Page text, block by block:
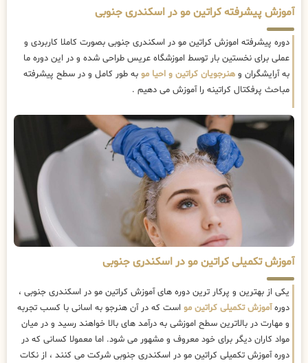
آموزش پیشرفته کراتین مو در اسکندری جنوبی
دوره پیشرفته اموزش کراتین مو در اسکندری جنوبی بصورت کاملا کاربردی و
عملی برای نخستین بار توسط اموزشگاه عریس طراحی شده و در این دوره ما
به آرایشگران و هنرجویان کراتین و احیا مو به طور کامل و در سطح پیشرفته
مباحث پرفکتال کراتینه را آموزش می دهیم .
آموزش تکمیلی کراتین مو در اسکندری جنوبی
یکی از بهترین و پرکار ترین دوره های آموزش کراتین مو در اسکندری جنوبی ،
دورهآموزش تکمیلی کراتین مو است که در آن هنرجو به اسانی با کسب تجربه
و مهارت در بالاترین سطح اموزشی به درآمد های بالا خواهند رسید و در میان
مواد کاران دیگر برای خود معروف و مشهور می شود. اما معمولا کسانی که در
دوره آموزش تکمیلی کراتین مو در اسکندری جنوبی شرکت می کنند ، از نکات